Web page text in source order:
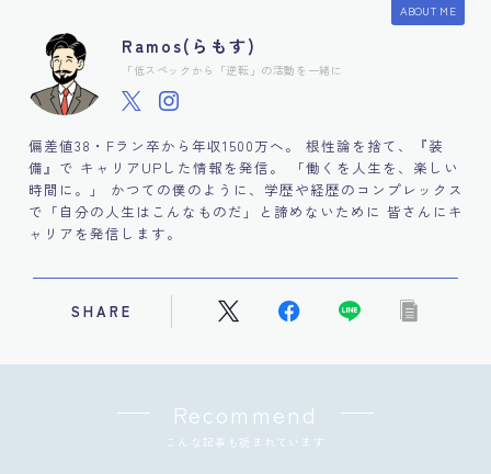
ABOUT ME
Ramos(らもす)
「低スペックから「逆転」の活動を一緒に
偏差値38・Fラン卒から年収1500万へ。 根性論を捨て、『装
備』で キャリアUPした情報を発信。 「働くを人生を、楽しい
時間に。」 かつての僕のように、学歴や経歴のコンプレックス
で「自分の人生はこんなものだ」と諦めないために 皆さんにキ
ャリアを発信します。
SHARE
Recommend
こんな記事も読まれています